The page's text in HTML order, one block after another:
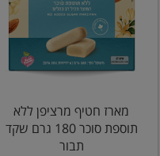
מארז חטיף מרציפן ללא
תוספת סוכר 180 גרם שקד
תבור